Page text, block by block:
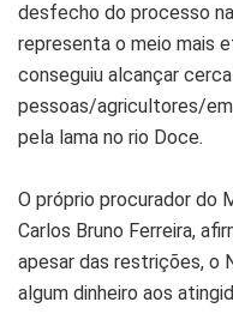
desfecho do processo
representa o meio mais
conseguiu alcançar
pessoas/agricultores/
pela lama no rio Doce.
O próprio procurador do
Carlos Bruno Ferreira,
apesar das restrições, o
algum dinheiro aos